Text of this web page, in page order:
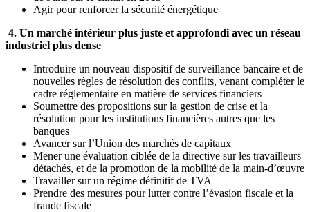
Agir pour renforcer la sécurité énergétique
4. Un marché intérieur plus juste et approfondi avec un réseau
industriel plus dense
Introduire un nouveau dispositif de surveillance bancaire et de
nouvelles règles de résolution des conflits, venant compléter le
cadre réglementaire en matière de services financiers
Soumettre des propositions sur la gestion de crise et la
résolution pour les institutions financières autres que les
banques
Avancer sur l’Union des marchés de capitaux
Mener une évaluation ciblée de la directive sur les travailleurs
détachés, et de la promotion de la mobilité de la main-d’œuvre
Travailler sur un régime définitif de TVA
Prendre des mesures pour lutter contre l’évasion fiscale et la
fraude fiscale